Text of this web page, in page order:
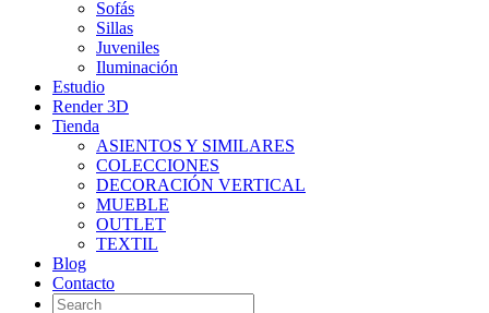
Sofás
Sillas
Juveniles
Iluminación
Estudio
Render 3D
Tienda
ASIENTOS Y SIMILARES
COLECCIONES
DECORACIÓN VERTICAL
MUEBLE
OUTLET
TEXTIL
Blog
Contacto